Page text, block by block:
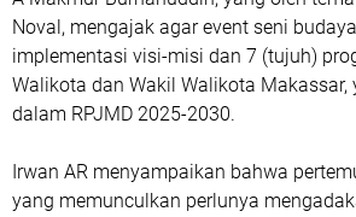
Noval, mengajak agar event seni
implementasi visi-misi dan 7 (tujuh)
Walikota dan Wakil Walikota
dalam RPJMD 2025-2030.
Irwan AR menyampaikan bahwa
yang memunculkan perlunya